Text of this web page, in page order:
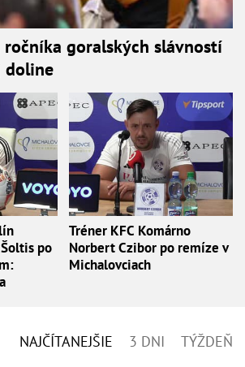
goralských slávností
doline
po
Tréner KFC Komárno
Norbert Czibor po remíze v
Michalovciach
NAJČÍTANEJŠIE 3 DNI TÝŽDEŇ